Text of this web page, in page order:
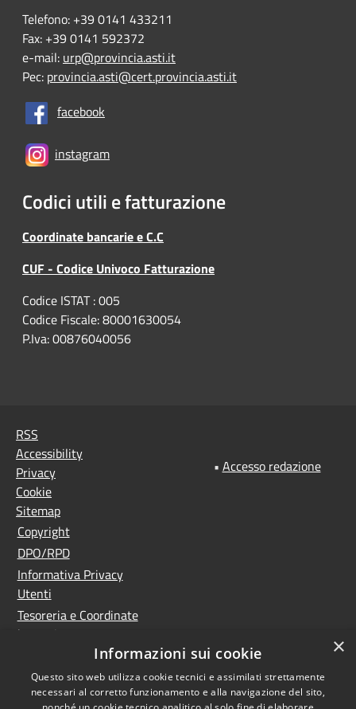
Telefono: +39 0141 433211
Fax: +39 0141 592372
e-mail: urp@provincia.asti.it
Pec: provincia.asti@cert.provincia.asti.it
facebook
instagram
Codici utili e fatturazione
Coordinate bancarie e C.C
CUF - Codice Univoco Fatturazione
Codice ISTAT : 005
Codice Fiscale: 80001630054
P.Iva: 00876040056
RSS
Accessibility
Privacy
Cookie
Sitemap
Copyright
DPO/RPD
Informativa Privacy
Utenti
Tesoreria e Coordinate
bancarie
Controlla la tua posta
PNRR (Piano Nazionale
di Ripresa e Resilienza)
• Accesso redazione
×
Informazioni sui cookie
Questo sito web utilizza cookie tecnici e assimilati strettamente
necessari al corretto funzionamento e alla navigazione del sito,